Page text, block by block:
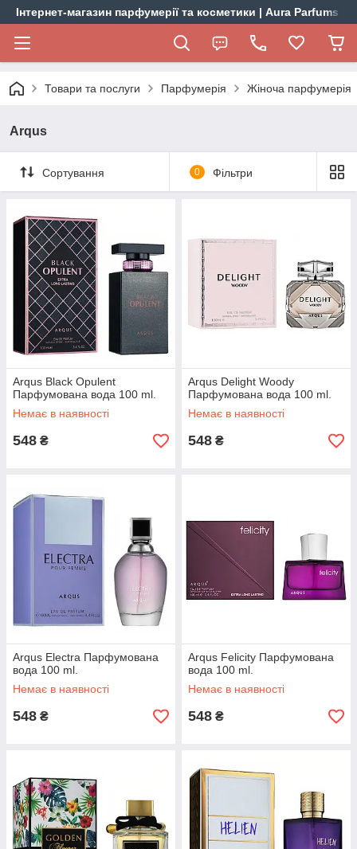
Інтернет-магазин парфумерії та косметики | Aura Parfums
Товари та послуги Парфумерія Жіноча парфумерія
Arqus
Сортування 0 Фільтри
Arqus Black Opulent
Парфумована вода 100 ml.
Немає в наявності
548 ₴
Arqus Delight Woody
Парфумована вода 100 ml.
Немає в наявності
548 ₴
Arqus Electra Парфумована
вода 100 ml.
Немає в наявності
548 ₴
Arqus Felicity Парфумована
вода 100 ml.
Немає в наявності
548 ₴